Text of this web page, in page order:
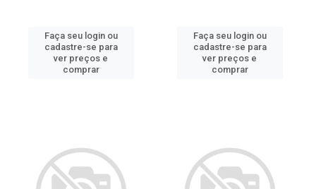
Faça seu login ou
cadastre-se para
ver preços e
comprar
Faça seu login ou
cadastre-se para
ver preços e
comprar